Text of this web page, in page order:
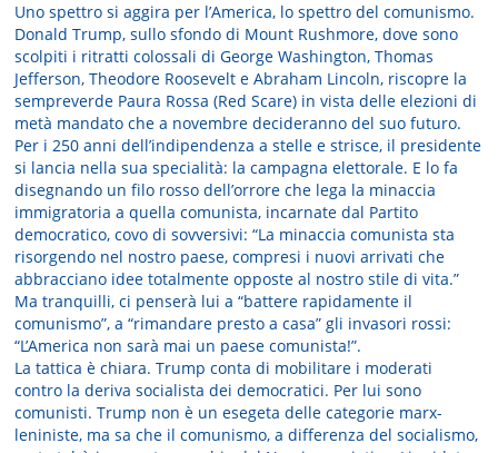
Uno spettro si aggira per l’America, lo spettro del comunismo.
Donald Trump, sullo sfondo di Mount Rushmore, dove sono
scolpiti i ritratti colossali di George Washington, Thomas
Jefferson, Theodore Roosevelt e Abraham Lincoln, riscopre la
sempreverde Paura Rossa (Red Scare) in vista delle elezioni di
metà mandato che a novembre decideranno del suo futuro.
Per i 250 anni dell’indipendenza a stelle e strisce, il presidente
si lancia nella sua specialità: la campagna elettorale. E lo fa
disegnando un filo rosso dell’orrore che lega la minaccia
immigratoria a quella comunista, incarnate dal Partito
democratico, covo di sovversivi: “La minaccia comunista sta
risorgendo nel nostro paese, compresi i nuovi arrivati che
abbracciano idee totalmente opposte al nostro stile di vita.”
Ma tranquilli, ci penserà lui a “battere rapidamente il
comunismo”, a “rimandare presto a casa” gli invasori rossi:
“L’America non sarà mai un paese comunista!”.
La tattica è chiara. Trump conta di mobilitare i moderati
contro la deriva socialista dei democratici. Per lui sono
comunisti. Trump non è un esegeta delle categorie marx-
leniniste, ma sa che il comunismo, a differenza del socialismo,